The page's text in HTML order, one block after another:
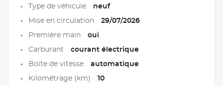
Type de véhicule neuf
Mise en circulation 29/07/2026
Première main oui
Carburant courant électrique
Boite de vitesse automatique
Kilométrage (km) 10